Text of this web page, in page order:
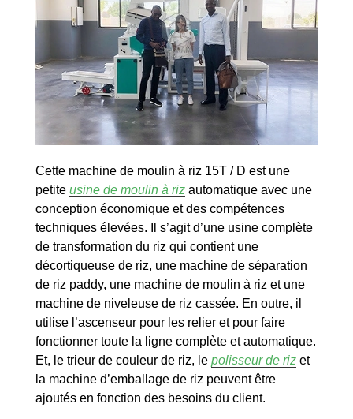
Cette machine de moulin à riz 15T / D est une
petite usine de moulin à rizautomatique avec une
conception économique et des compétences
techniques élevées. Il s’agit d’une usine complète
de transformation du riz qui contient une
décortiqueuse de riz, une machine de séparation
de riz paddy, une machine de moulin à riz et une
machine de niveleuse de riz cassée. En outre, il
utilise l’ascenseur pour les relier et pour faire
fonctionner toute la ligne complète et automatique.
Et, le trieur de couleur de riz, le polisseur de rizet
la machine d’emballage de riz peuvent être
ajoutés en fonction des besoins du client.